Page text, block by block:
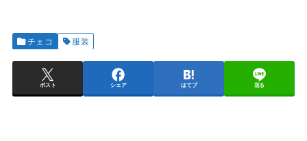
チェコ 服装
ポスト シェア はてブ 送る